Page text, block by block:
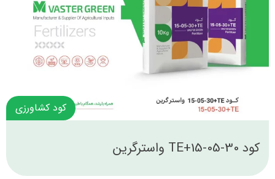
کود کشاورزی
کود 30-05-15+TE واسترگرین